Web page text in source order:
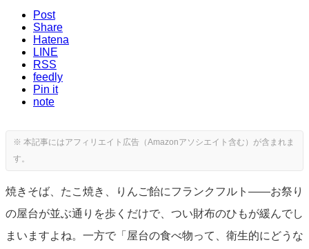
Post
Share
Hatena
LINE
RSS
feedly
Pin it
note
焼きそば、たこ焼き、りんご飴にフランクフルト——お祭り
の屋台が並ぶ通りを歩くだけで、つい財布のひもが緩んでし
まいますよね。一方で「屋台の食べ物って、衛生的にどうな